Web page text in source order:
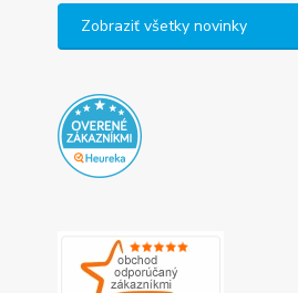
Zobraziť všetky novinky